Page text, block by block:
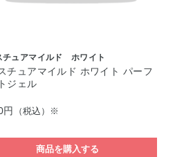
チュアマイルド ホワイト
チュアマイルド ホワイト パーフ
ジェル
円 （税込）※
商品を購入する